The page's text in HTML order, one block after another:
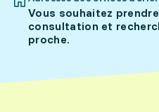
Vous souhaitez
consultation et
proche.